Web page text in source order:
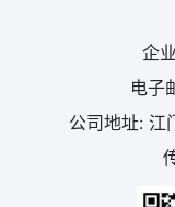
企
电子
公司地址: 江